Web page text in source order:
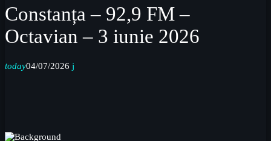
Constanța – 92,9 FM –
Octavian – 3 iunie 2026
today04/07/2026